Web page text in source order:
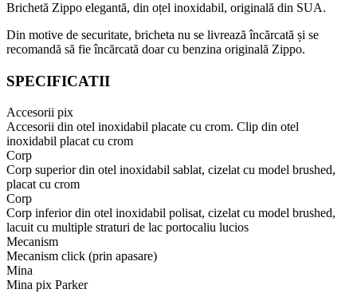
Brichetă Zippo elegantă, din oțel inoxidabil, originală din SUA.
Din motive de securitate, bricheta nu se livrează încărcată și se
recomandă să fie încărcată doar cu benzina originală Zippo.
SPECIFICATII
Accesorii pix
Accesorii din otel inoxidabil placate cu crom. Clip din otel
inoxidabil placat cu crom
Corp
Corp superior din otel inoxidabil sablat, cizelat cu model brushed,
placat cu crom
Corp
Corp inferior din otel inoxidabil polisat, cizelat cu model brushed,
lacuit cu multiple straturi de lac portocaliu lucios
Mecanism
Mecanism click (prin apasare)
Mina
Mina pix Parker